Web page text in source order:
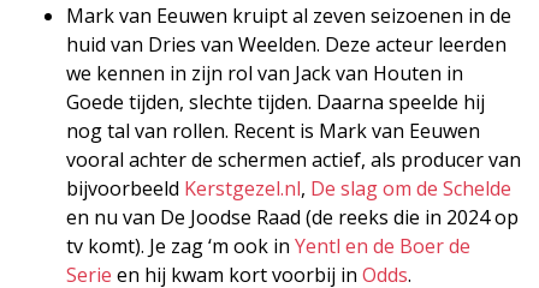
Mark van Eeuwen kruipt al zeven seizoenen in de
huid van Dries van Weelden. Deze acteur leerden
we kennen in zijn rol van Jack van Houten in
Goede tijden, slechte tijden. Daarna speelde hij
nog tal van rollen. Recent is Mark van Eeuwen
vooral achter de schermen actief, als producer van
bijvoorbeeld Kerstgezel.nl, De slag om de Schelde
en nu van De Joodse Raad (de reeks die in 2024 op
tv komt). Je zag ‘m ook in Yentl en de Boer de
Serie en hij kwam kort voorbij in Odds.